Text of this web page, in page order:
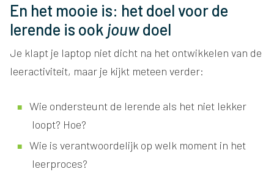
En het mooie is: het doel voor de
lerende is ook jouwdoel
Je klapt je laptop niet dicht na het ontwikkelen van de
leeractiviteit, maar je kijkt meteen verder:
Wie ondersteunt de lerende als het niet lekker
loopt? Hoe?
Wie is verantwoordelijk op welk moment in het
leerproces?